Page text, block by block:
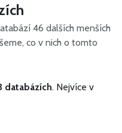
46 dalších menších
co v nich o tomto
databázích. Nejvíce v